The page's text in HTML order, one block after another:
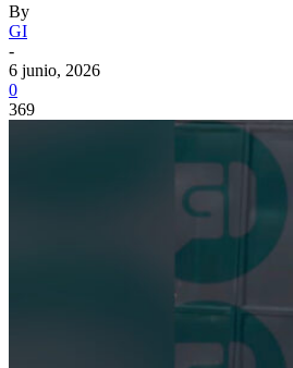
By
GI
-
6 junio, 2026
0
369